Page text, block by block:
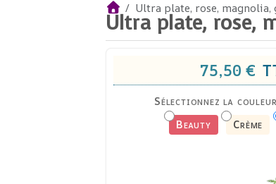
Ultra plate, rose, magnolia,
Ultra plate, rose,
75,50 €
Sélectionnez la
Beauty
Crème